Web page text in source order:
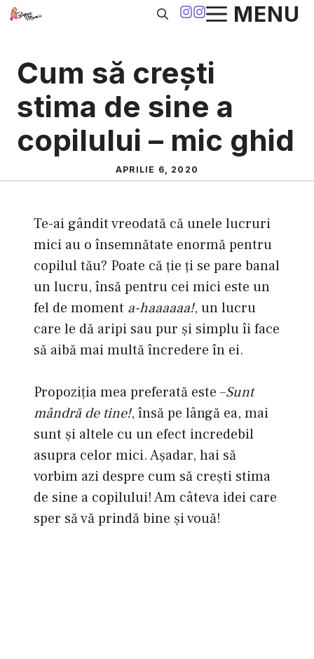
Sari
MENU
Cum să creşti
stima de sine a
copilului – mic ghid
APRILIE 6, 2020
Te-ai gândit vreodată că unele lucruri
mici au o însemnătate enormă pentru
copilul tău? Poate că ţie ţi se pare banal
un lucru, însă pentru cei mici este un
fel de moment a-haaaaaa!, un lucru
care le dă aripi sau pur şi simplu îi face
să aibă mai multă încredere în ei.
Propoziţia mea preferată este –Sunt
mândră de tine!, însă pe lângă ea, mai
sunt şi altele cu un efect incredebil
asupra celor mici. Aşadar, hai să
vorbim azi despre cum să creşti stima
de sine a copilului! Am câteva idei care
sper să vă prindă bine şi vouă!